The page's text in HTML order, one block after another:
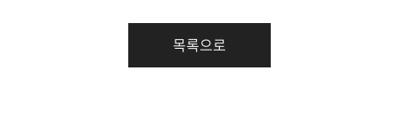
목록으로